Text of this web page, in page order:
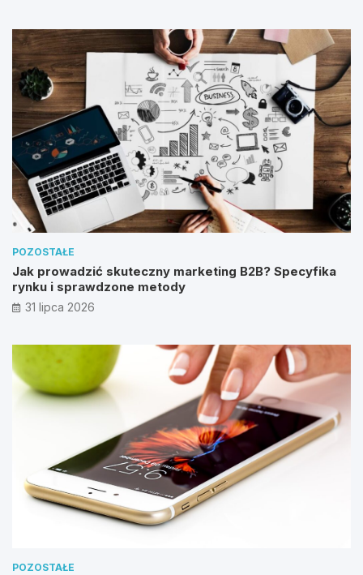
POZOSTAŁE
Jak prowadzić skuteczny marketing B2B? Specyfika
rynku i sprawdzone metody
31 lipca 2026
POZOSTAŁE